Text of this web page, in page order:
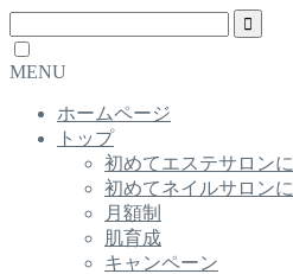
MENU
ホームページ
トップ
初めてエステサロン
初めてネイルサロン
月額制
肌育成
キャンペーン